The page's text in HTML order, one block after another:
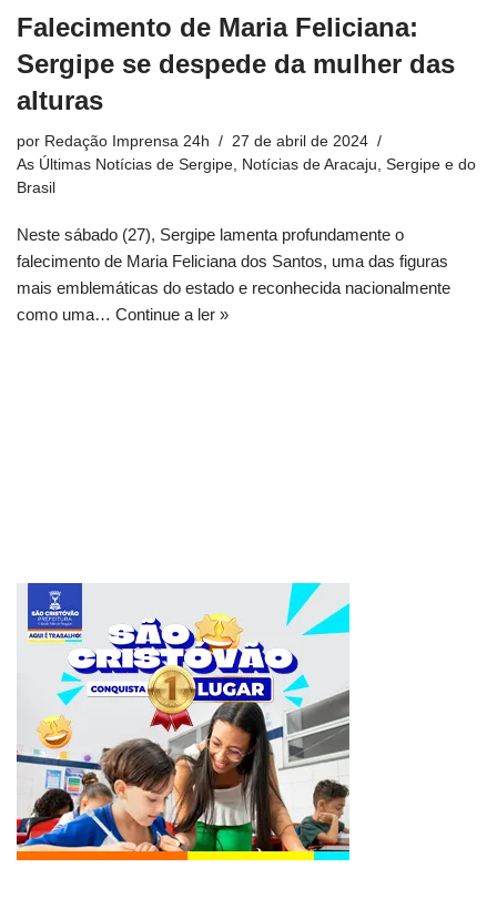
Falecimento de Maria Feliciana:
Sergipe se despede da mulher das
alturas
por Redação Imprensa 24h
27 de abril de 2024
As Últimas Notícias de Sergipe Notícias de Aracaju, Sergipe e do
Brasil
Neste sábado (27), Sergipe lamenta profundamente o
falecimento de Maria Feliciana dos Santos, uma das figuras
mais emblemáticas do estado e reconhecida nacionalmente
como uma… Continue a ler »